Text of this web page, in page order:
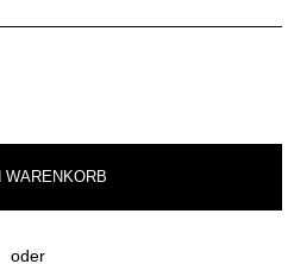
WARENKORB
oder